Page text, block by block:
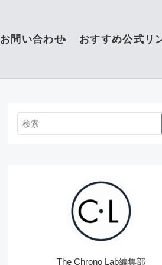
お問い合わせ おすすめ公式リ
The Chrono Lab編集部